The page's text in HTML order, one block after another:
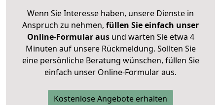
Wenn Sie Interesse haben, unsere Dienste in
Anspruch zu nehmen, füllen Sie einfach unser
Online-Formular ausund warten Sie etwa 4
Minuten auf unsere Rückmeldung. Sollten Sie
eine persönliche Beratung wünschen, füllen Sie
einfach unser Online-Formular aus.
Kostenlose Angebote erhalten